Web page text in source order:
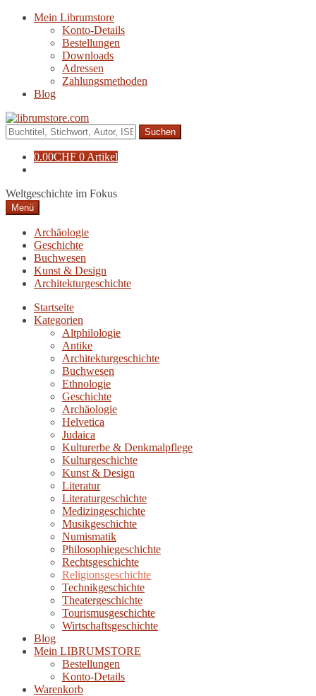
Navigation
Zum
Mein Librumstore
Konto-Details
Bestellungen
Downloads
Adressen
Zahlungsmethoden
Blog
Suche
nach:
0.00CHF 0 Artikel
Weltgeschichte im Fokus
Menü
Archäologie
Geschichte
Buchwesen
Kunst & Design
Architekturgeschichte
Startseite
Kategorien
Altphilologie
Antike
Architekturgeschichte
Buchwesen
Ethnologie
Geschichte
Archäologie
Helvetica
Judaica
Kulturerbe & Denkmalpflege
Kulturgeschichte
Kunst & Design
Literatur
Literaturgeschichte
Medizingeschichte
Musikgeschichte
Numismatik
Philosophiegeschichte
Rechtsgeschichte
Religionsgeschichte
Technikgeschichte
Theatergeschichte
Tourismusgeschichte
Wirtschaftsgeschichte
Blog
Mein LIBRUMSTORE
Bestellungen
Konto-Details
Warenkorb